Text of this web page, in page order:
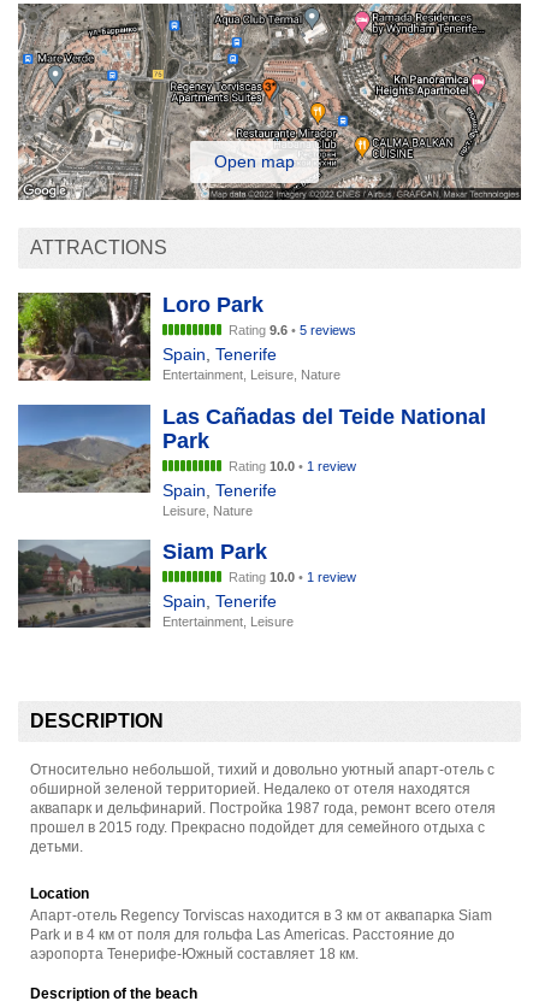
Open map
ATTRACTIONS
Loro Park
Rating 9.6 • 5 reviews
Spain Tenerife
Entertainment, Leisure, Nature
Las Cañadas del Teide National
Park
Rating 10.0 • 1 review
Spain Tenerife
Leisure, Nature
Siam Park
Rating 10.0 • 1 review
Spain Tenerife
Entertainment, Leisure
DESCRIPTION
Относительно небольшой, тихий и довольно уютный апарт-отель с
обширной зеленой территорией. Недалеко от отеля находятся
аквапарк и дельфинарий. Постройка 1987 года, ремонт всего отеля
прошел в 2015 году. Прекрасно подойдет для семейного отдыха с
детьми.
Location
Апарт-отель Regency Torviscas находится в 3 км от аквапарка Siam
Park и в 4 км от поля для гольфа Las Americas. Расстояние до
аэропорта Тенерифе-Южный составляет 18 км.
Description of the beach